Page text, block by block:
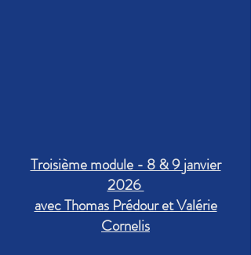
Troisième module - 8 & 9 janvier
2026
avec Thomas Prédour et Valérie
Cornelis